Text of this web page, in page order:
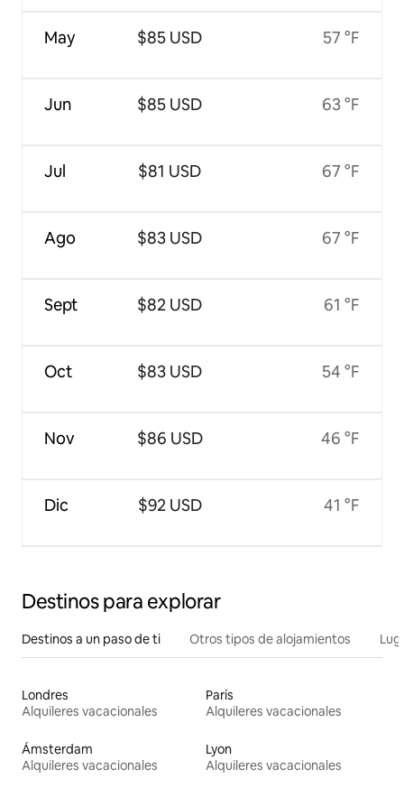
May
Jun
Jul
Ago
Sept
Oct
Nov
Dic
$85 USD
$85 USD
$81 USD
$83 USD
$82 USD
$83 USD
$86 USD
$92 USD
57 °F
63 °F
67 °F
67 °F
61 °F
54 °F
46 °F
41 °F
Destinos para explorar
Destinos a un paso de ti Otros tipos de alojamientos
Londres
Alquileres vacacionales
París
Alquileres vacacionales
Ámsterdam
Alquileres vacacionales
Lyon
Alquileres vacacionales